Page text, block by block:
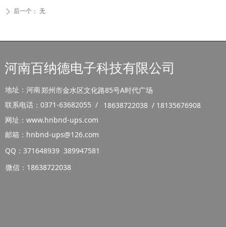
ꄲ 后一个： 无
河南百纳德电子科技有限公司
QQ：371648939 389947581
18638722038 / 18135676908
联系电话：0371-63682055 /
邮箱：hnbnd-ups@126.com
网址：www.hnbnd-ups.com
微信：18638722038
郑州市金水区文化路85号A时代广场
地址：河南